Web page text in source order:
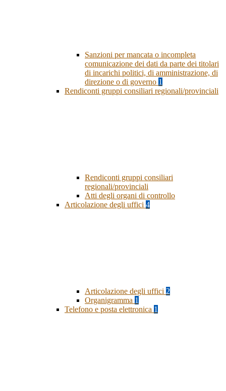
Sanzioni per mancata o incompleta
comunicazione dei dati da parte dei titolari
di incarichi politici, di amministrazione, di
direzione o di governo 1
Rendiconti gruppi consiliari regionali/provinciali
Rendiconti gruppi consiliari
regionali/provinciali
Atti degli organi di controllo
Articolazione degli uffici 4
Articolazione degli uffici 2
Organigramma 1
Telefono e posta elettronica 1